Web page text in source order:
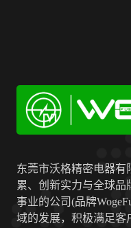
东莞市沃格精密电器有
累、创新实力与全球品
事业的公司(品牌
域的发展，积极满足客